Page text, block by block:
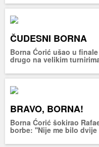
ČUDESNI BORNA
Borna Ćorić ušao u
drugo na velikim
BRAVO, BORNA!
Borna Ćorić šokirao
borbe: ''Nije me bilo